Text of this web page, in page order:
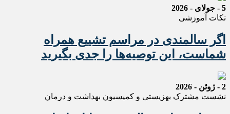
5 - جولای - 2026
نکات آموزشی
اگر سالمندی در مراسم تشییع همراه
شماست، این توصیه‌ها را جدی بگیرید
2 - ژوئن - 2026
نشست مشترک بهزیستی و کمیسیون بهداشت و درمان